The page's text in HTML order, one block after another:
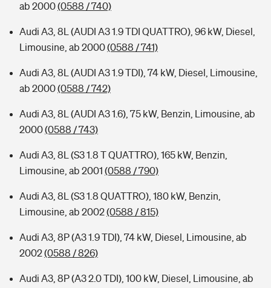
ab 2000(0588 / 740)
Audi A3, 8L (AUDI A3 1.9 TDI QUATTRO), 96 kW, Diesel,
Limousine, ab 2000(0588 / 741)
Audi A3, 8L (AUDI A3 1.9 TDI), 74 kW, Diesel, Limousine,
ab 2000(0588 / 742)
Audi A3, 8L (AUDI A3 1.6), 75 kW, Benzin, Limousine, ab
2000(0588 / 743)
Audi A3, 8L (S3 1.8 T QUATTRO), 165 kW, Benzin,
Limousine, ab 2001 (0588 / 790)
Audi A3, 8L (S3 1.8 QUATTRO), 180 kW, Benzin,
Limousine, ab 2002(0588 / 815)
Audi A3, 8P (A3 1.9 TDI), 74 kW, Diesel, Limousine, ab
2002(0588 / 826)
Audi A3, 8P (A3 2.0 TDI), 100 kW, Diesel, Limousine, ab